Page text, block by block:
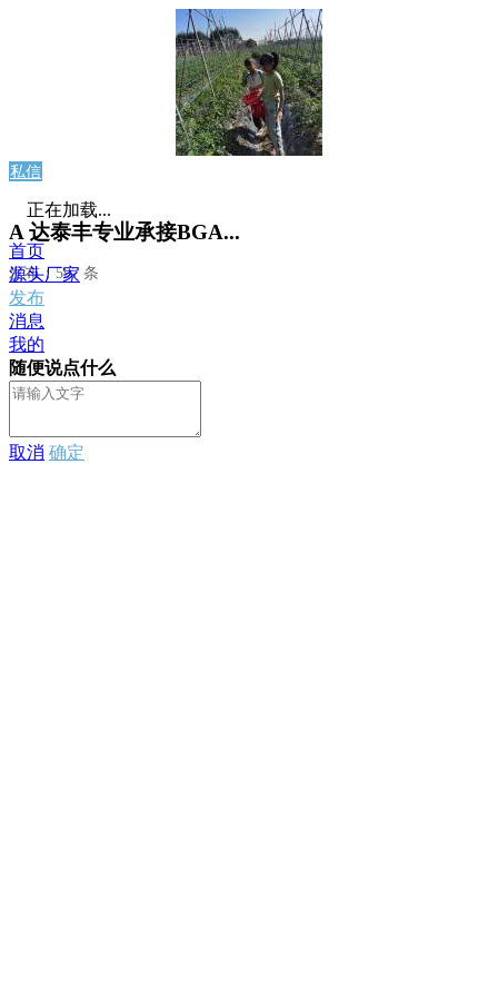
私信
A 达泰丰专业承接BGA...
发布：597 条
正在加载...
首页
源头厂家
发布
消息
我的
随便说点什么
取消 确定